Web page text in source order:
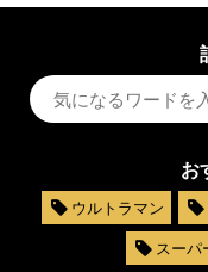
お
ウルトラマン
スーパ